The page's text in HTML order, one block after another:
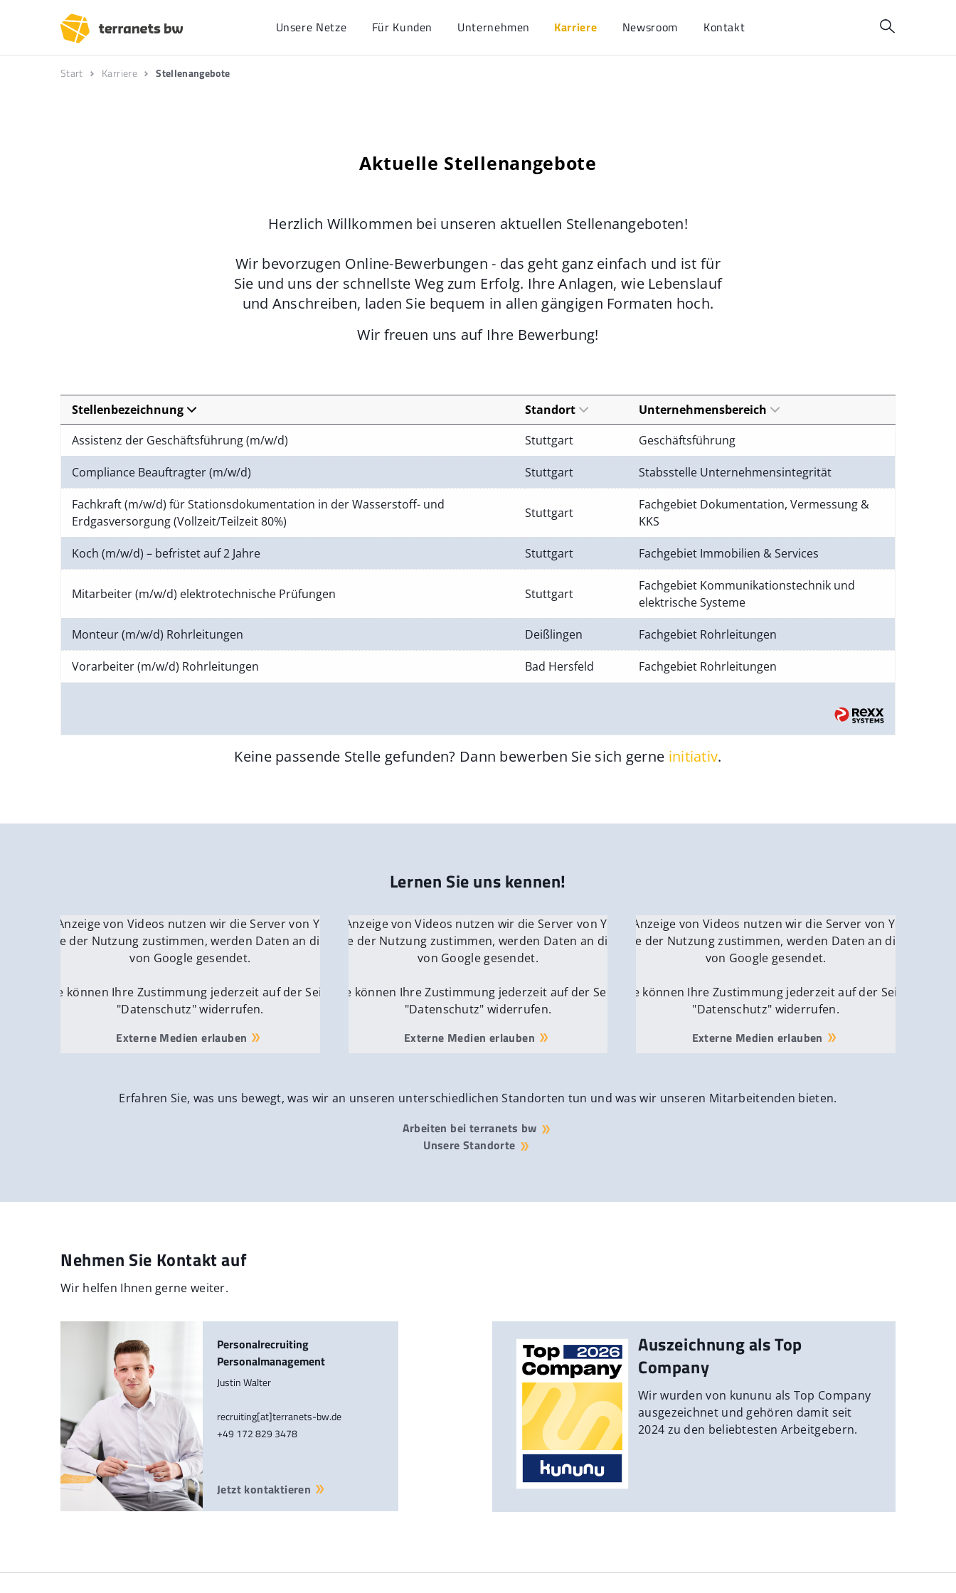
Unsere Netze Für Kunden Unternehmen Karriere Newsroom Kontakt
Start Karriere Stellenangebote
Aktuelle Stellenangebote
Herzlich Willkommen bei unseren aktuellen Stellenangeboten!
Wir bevorzugen Online-Bewerbungen - das geht ganz einfach und ist für
Sie und uns der schnellste Weg zum Erfolg. Ihre Anlagen, wie Lebenslauf
und Anschreiben, laden Sie bequem in allen gängigen Formaten hoch.
Wir freuen uns auf Ihre Bewerbung!
Stellenbezeichnung Standort
Unternehmensbereich
Assistenz der Geschäftsführung (m/w/d)
Stuttgart Geschäftsführung
Compliance Beauftragter (m/w/d) Stuttgart Stabsstelle Unternehmensintegrität
Fachkraft (m/w/d) für Stationsdokumentation in der Wasserstoff- und
Erdgasversorgung (Vollzeit/Teilzeit 80%)
Stuttgart
Fachgebiet Dokumentation, Vermessung &
KKS
Koch (m/w/d) – befristet auf 2 Jahre Stuttgart Fachgebiet Immobilien & Services
Mitarbeiter (m/w/d) elektrotechnische Prüfungen Stuttgart
Fachgebiet Kommunikationstechnik und
elektrische Systeme
Monteur (m/w/d) Rohrleitungen Deißlingen Fachgebiet Rohrleitungen
Vorarbeiter (m/w/d) Rohrleitungen Bad Hersfeld Fachgebiet Rohrleitungen
Keine passende Stelle gefunden? Dann bewerben Sie sich gerne initiativ.
Lernen Sie uns kennen!
Für die Anzeige von Videos nutzen wir die Server von YouTube.
Wenn Sie der Nutzung zustimmen, werden Daten an die Server
von Google gesendet.
Sie können Ihre Zustimmung jederzeit auf der Seite
"Datenschutz" widerrufen.
Externe Medien erlauben
Für die Anzeige von Videos nutzen wir die Server von YouTube.
Wenn Sie der Nutzung zustimmen, werden Daten an die Server
von Google gesendet.
Sie können Ihre Zustimmung jederzeit auf der Seite
"Datenschutz" widerrufen.
Externe Medien erlauben
Für die Anzeige von Videos nutzen wir die Server von YouTube.
Wenn Sie der Nutzung zustimmen, werden Daten an die Server
von Google gesendet.
Sie können Ihre Zustimmung jederzeit auf der Seite
"Datenschutz" widerrufen.
Externe Medien erlauben
Erfahren Sie, was uns bewegt, was wir an unseren unterschiedlichen Standorten tun und was wir unseren Mitarbeitenden bieten.
Arbeiten bei terranets bw
Unsere Standorte
Nehmen Sie Kontakt auf
Wir helfen Ihnen gerne weiter.
Personalrecruiting
Personalmanagement
Justin Walter
recruiting[at]terranets-bw.de
+49 172 829 3478
Jetzt kontaktieren
Auszeichnung als Top
Company
Wir wurden von kununu als Top Company
ausgezeichnet und gehören damit seit
2024 zu den beliebtesten Arbeitgebern.